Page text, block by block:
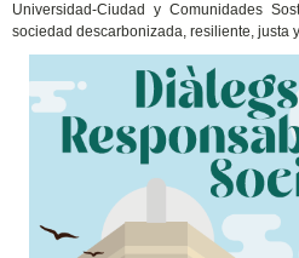
Universidad-Ciudad y Comunidades
sociedad descarbonizada, resiliente, justa